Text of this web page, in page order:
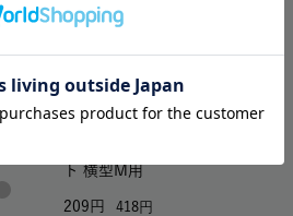
SALE
ト 横型M用
418
209